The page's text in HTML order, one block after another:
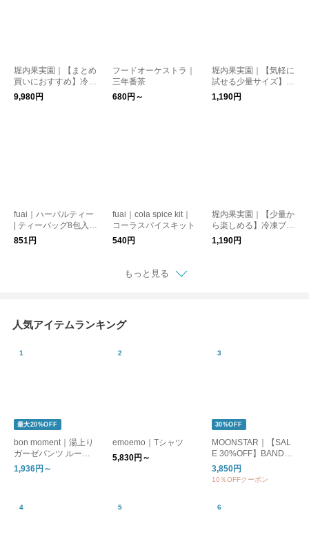
堀内果実園｜【まとめ
買いにおすすめ】冷凍
ブルーベリー 2kg
9,980円
フードオーケストラ｜
三年番茶
680円～
堀内果実園｜【気軽に
試せる少量サイズ】冷
凍いちご(古都華) 200
1,190円
fuai｜ハーバルティー
| ティーバッグ8包入り
| ノンカフェイン
851円
fuai｜cola spice kit｜
コーラスパイスキット
540円
堀内果実園｜【少量か
ら楽しめる】冷凍ブル
ーベリー 200g
1,190円
もっと見る
人気アイテムランキング
最大20%OFF
bon moment｜湯上り
ガーゼパンツ ルーム
パンツ
1,936円～
emoemo｜Tシャツ
5,830円～
30%OFF
MOONSTAR｜【SAL
E 30%OFF】BANDBA
LLET バンドバレー バ
レーシューズ フラッ
3,850円
10％OFFクーポン